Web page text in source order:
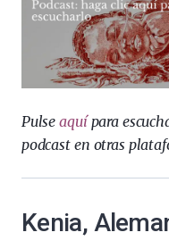
Pulseaquípara
podcast en otras
Kenia,